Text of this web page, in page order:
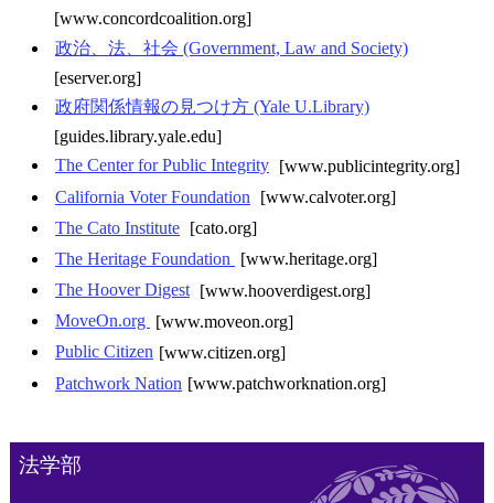
[www.concordcoalition.org]
政治、法、社会 (Government, Law and Society)
[eserver.org]
政府関係情報の見つけ方 (Yale U.Library)
[guides.library.yale.edu]
The Center for Public Integrity [www.publicintegrity.org]
California Voter Foundation
[www.calvoter.org]
The Cato Institute [cato.org]
The Heritage Foundation
[www.heritage.org]
The Hoover Digest [www.hooverdigest.org]
MoveOn.org [www.moveon.org]
Public Citizen [www.citizen.org]
Patchwork Nation [www.patchworknation.org]
法学部